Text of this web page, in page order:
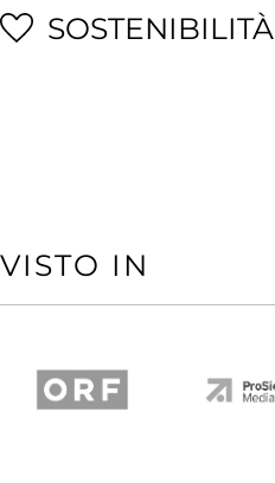
SOSTENIBILITÀ
VISTO IN